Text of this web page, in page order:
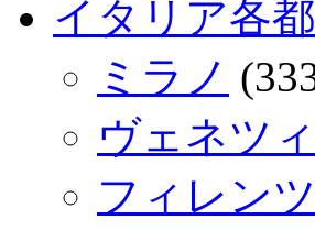
イタリア各
ミラノ
ヴェネツ
フィレン